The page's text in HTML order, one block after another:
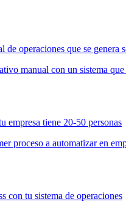
de operaciones que se genera
manual con un sistema
empresa tiene 20-50 personas
proceso a automatizar en
con tu sistema de operaciones